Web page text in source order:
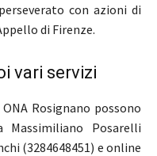
con azioni di
di Firenze.
vari servizi
Rosignano possono
Posarelli
(3284648451) e online